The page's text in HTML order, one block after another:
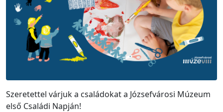
Szeretettel várjuk a családokat a Józsefvárosi Múzeum
első Családi Napján!